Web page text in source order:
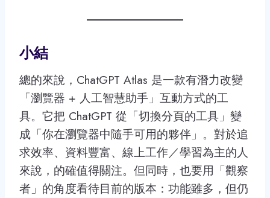
小結
總的來說，ChatGPT Atlas 是一款有潛力改變
「瀏覽器 + 人工智慧助手」互動方式的工
具。它把 ChatGPT 從「切換分頁的工具」變
成「你在瀏覽器中隨手可用的夥伴」。對於追
求效率、資料豐富、線上工作／學習為主的人
來說，的確值得關注。但同時，也要用「觀察
者」的角度看待目前的版本：功能雖多，但仍